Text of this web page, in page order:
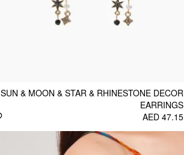
SUN & MOON & STAR & RHINESTONE DECOR
EARRINGS
AED 47.15